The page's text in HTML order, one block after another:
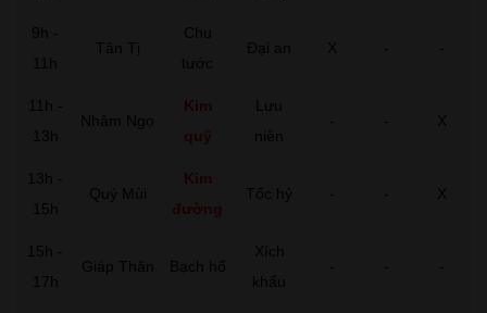
9h -
11h
Tân Tị
Chu
tước
Đại an X - -
11h -
13h
Nhâm Ngọ
Kim
quỹ
Lưu
niên
- - X
13h -
15h
Quý Mùi
Kim
đường
Tốc hỷ - - X
15h -
17h
Giáp Thân Bạch hổ
Xích
khẩu
- - -